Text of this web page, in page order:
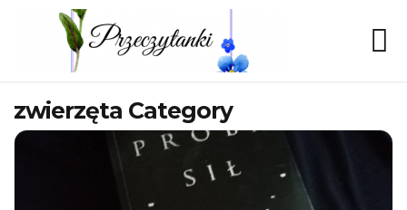
zwierzęta Category